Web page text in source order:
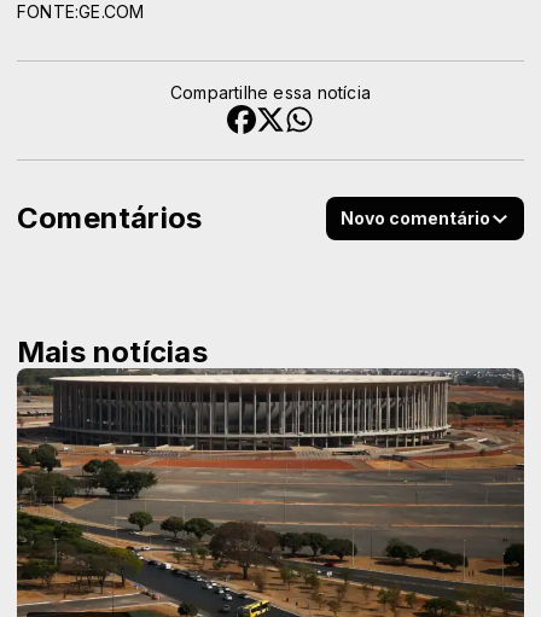
FONTE:GE.COM
Compartilhe essa notícia
Comentários Novo comentário
Mais notícias